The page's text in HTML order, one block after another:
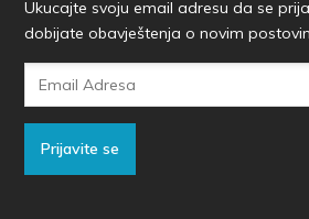
Ukucajte svoju email adresu da se
dobijate obavještenja o novim
Prijavite se